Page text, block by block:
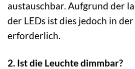
austauschbar. Aufgrund der
der LEDs ist dies jedoch in
erforderlich.
2. Ist die Leuchte dimmbar?